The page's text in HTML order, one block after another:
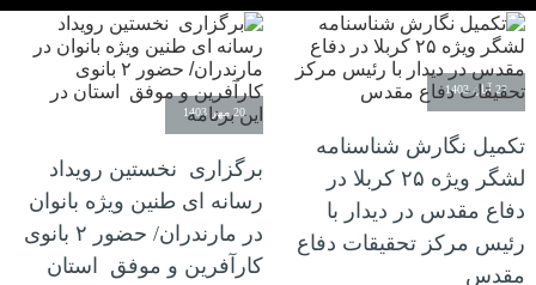
22 آبان 1403
تکمیل نگارش شناسنامه
لشگر ویژه ۲۵ کربلا در
دفاع مقدس در دیدار با
رئیس مرکز تحقیقات دفاع
مقدس
20 مهر 1403
برگزاری نخستین رویداد
رسانه ای طنین ویژه بانوان
در مارندران/ حضور ۲ بانوی
کارآفرین و موفق استان